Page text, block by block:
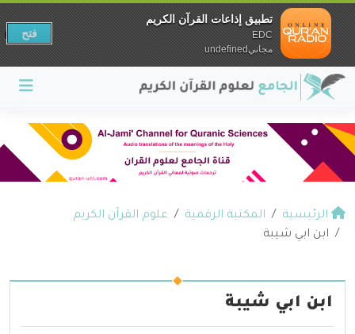
الرئيسية المكتبة الرقمية
علوم القرآن الكريم
ابن ابي شيبة
ابن ابي شيبة
تطبيق إذاعات القرآن الكريم
EDC
مجانيundefined
فتح